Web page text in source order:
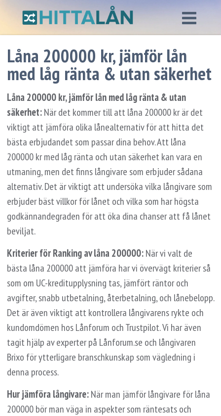
Låna 200000 kr, jämför lån
med låg ränta & utan säkerhet
Låna 200000 kr, jämför lån med låg ränta & utan
säkerhet:När det kommer till att låna 200000 kr är det
viktigt att jämföra olika lånealternativ för att hitta det
bästa erbjudandet som passar dina behov. Att låna
200000 kr med låg ränta och utan säkerhet kan vara en
utmaning, men det finns långivare som erbjuder sådana
alternativ. Det är viktigt att undersöka vilka långivare som
erbjuder bäst villkor för lånet och vilka som har högsta
godkännandegraden för att öka dina chanser att få lånet
beviljat.
Kriterier för Ranking av låna 200000:När vi valt de
bästa låna 200000 att jämföra har vi övervägt kriterier så
som om UC-kreditupplysning tas, jämfört räntor och
avgifter, snabb utbetalning, återbetalning, och lånebelopp.
Det är även viktigt att kontrollera långivarens rykte och
kundomdömen hos Lånforum och Trustpilot. Vi har även
tagit hjälp av experter på Lånforum.se och långivaren
Brixo för ytterligare branschkunskap som vägledning i
denna process.
Hur jämföra långivare:När man jämför långivare för låna
200000 bör man väga in aspekter som räntesats och